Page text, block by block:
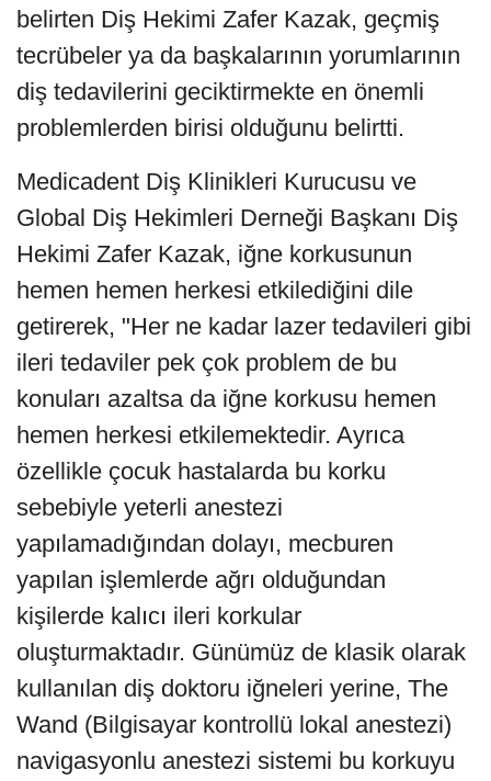
belirten Diş Hekimi Zafer Kazak, geçmiş
tecrübeler ya da başkalarının yorumlarının
diş tedavilerini geciktirmekte en önemli
problemlerden birisi olduğunu belirtti.
Medicadent Diş Klinikleri Kurucusu ve
Global Diş Hekimleri Derneği Başkanı Diş
Hekimi Zafer Kazak, iğne korkusunun
hemen hemen herkesi etkilediğini dile
getirerek, "Her ne kadar lazer tedavileri gibi
ileri tedaviler pek çok problem de bu
konuları azaltsa da iğne korkusu hemen
hemen herkesi etkilemektedir. Ayrıca
özellikle çocuk hastalarda bu korku
sebebiyle yeterli anestezi
yapılamadığından dolayı, mecburen
yapılan işlemlerde ağrı olduğundan
kişilerde kalıcı ileri korkular
oluşturmaktadır. Günümüz de klasik olarak
kullanılan diş doktoru iğneleri yerine, The
Wand (Bilgisayar kontrollü lokal anestezi)
navigasyonlu anestezi sistemi bu korkuyu